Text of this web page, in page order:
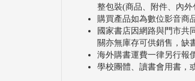
整包裝(商品、附件、內外
購買產品如為數位影音商
國家書店因網路與門市共
關亦無庫存可供銷售，缺
海外購書運費一律另行報
學校團體、讀書會用書，